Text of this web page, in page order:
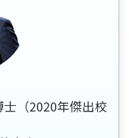
（2020年傑出校